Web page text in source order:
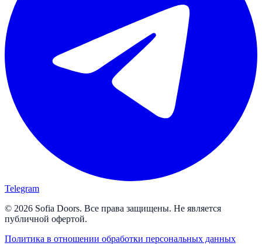
Telegram
© 2026 Sofia Doors. Все права защищены. Не является
публичной офертой.
Политика в отношении обработки персональных данных